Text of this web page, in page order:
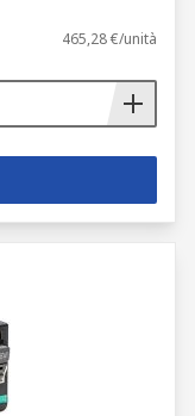
465,28 €/unità